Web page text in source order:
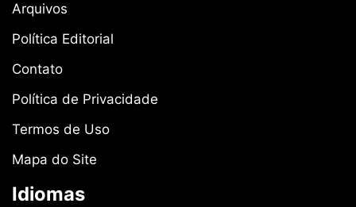
Arquivos
Política Editorial
Contato
Política de Privacidade
Termos de Uso
Mapa do Site
Idiomas